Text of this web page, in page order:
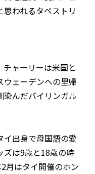
われるタペストリ
ャーリーは米国と
ウェーデンへの里帰
染んだバイリンガル
イ出身で母国語の愛
ズは9歳と18歳の時
月はタイ開催のホン